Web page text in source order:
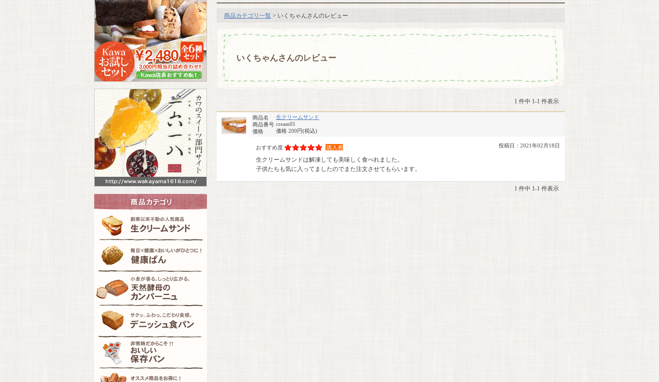
商品カテゴリ一覧> いくちゃんさんのレビュー
いくちゃんさんのレビュー
1 件中 1-1 件表示
商品名
生クリームサンド
商品番号 cream01
価格
価格 200円(税込)
投稿日：2021年02月18日
おすすめ度 購入者
生クリームサンドは解凍しても美味しく食べれました。
子供たちも気に入ってましたのでまた注文させてもらいます。
1 件中 1-1 件表示